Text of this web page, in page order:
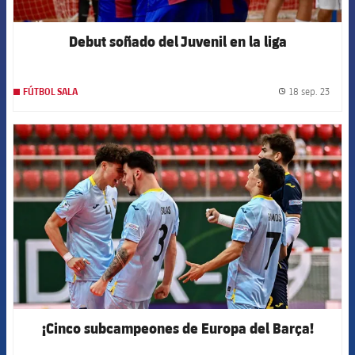
Debut soñado del Juvenil en la liga
FÚTBOL SALA 18 sep. 23
FCB Barcelona badge
¡Cinco subcampeones de Europa del Barça!